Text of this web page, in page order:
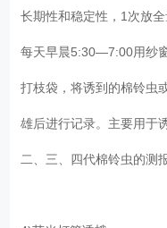
长期性和稳定性，1次放
每天早晨5:30—7:00用纱
打枝袋，将诱到的棉铃虫
雄后进行记录。主要用于
二、三、四代棉铃虫的测报